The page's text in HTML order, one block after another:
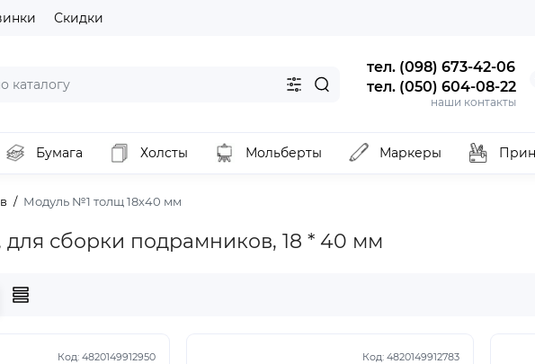
Скидки
тел. (098) 673-42-06
тел. (050) 604-08-22
наши контакты
Бумага Холсты Мольберты Маркеры
Модуль №1 толщ 18х40 мм
сборки подрамников, 18 * 40 мм
Код: 4820149912950 Код: 4820149912783